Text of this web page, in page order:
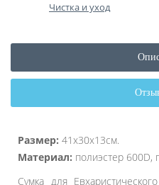
Чистка и уход
Размер: 41х30х13см.
Материал: полиэстер 600D,
Сумка для